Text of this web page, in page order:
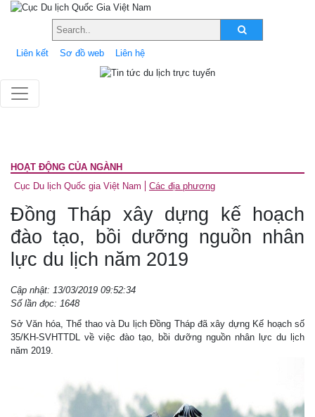
Liên kết Sơ đồ web Liên hệ
HOẠT ĐỘNG CỦA NGÀNH
Cục Du lịch Quốc gia Việt Nam
Các địa phương
Đồng Tháp xây dựng kế hoạch
đào tạo, bồi dưỡng nguồn nhân
lực du lịch năm 2019
Cập nhật: 13/03/2019 09:52:34
Số lần đọc: 1648
Sở Văn hóa, Thể thao và Du lịch Đồng Tháp đã xây dựng Kế hoạch số
35/KH-SVHTTDL về việc đào tạo, bồi dưỡng nguồn nhân lực du lịch
năm 2019.